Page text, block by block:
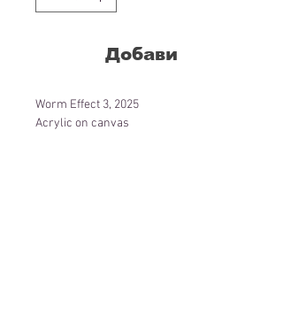
Добави
Worm Effect 3, 2025
Acrylic on canvas